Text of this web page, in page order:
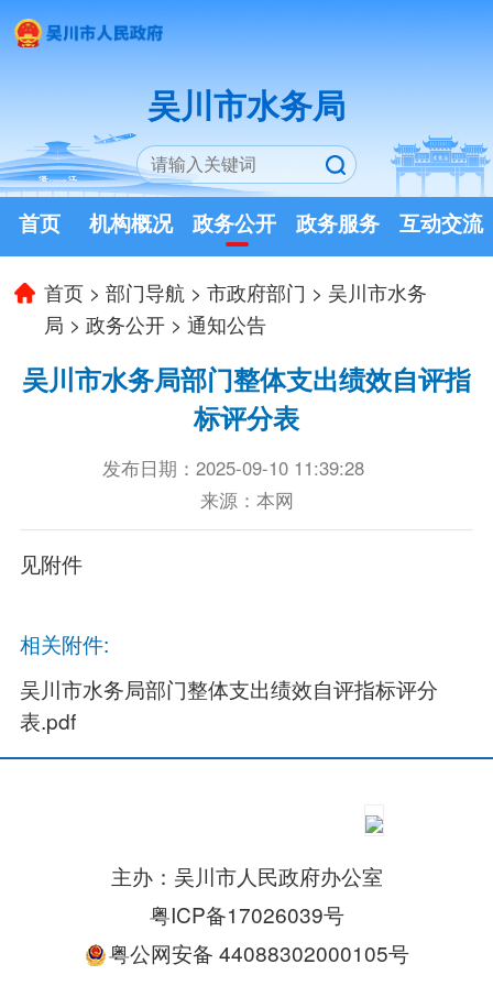
吴川市水务局
首页 机构概况 政务公开 政务服务 互动交流
首页 >部门导航 >市政府部门 > 吴川市水务
局 >政务公开 >通知公告
吴川市水务局部门整体支出绩效自评指
标评分表
发布日期：2025-09-10 11:39:28
来源：本网
见附件
相关附件:
吴川市水务局部门整体支出绩效自评指标评分
表.pdf
主办：吴川市人民政府办公室
粤ICP备17026039号
粤公网安备 44088302000105号